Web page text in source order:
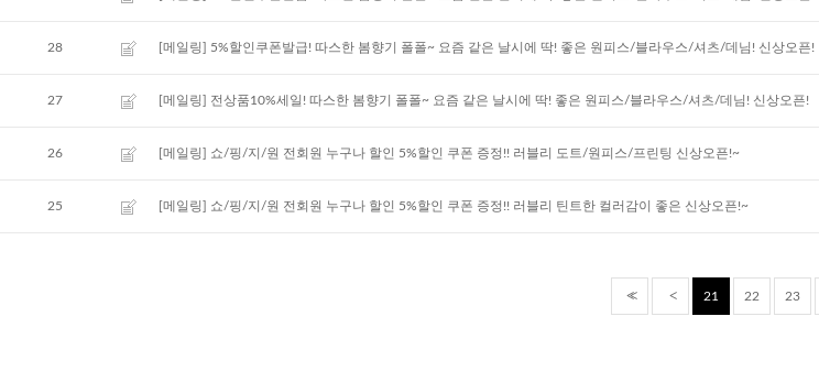
28 [메일링] 5%할인쿠폰발급! 따스한 봄향기 폴폴~ 요즘 같은 날시에 딱! 좋은 원피스/블라우스/셔츠/데님! 신상오픈!
27 [메일링] 전상품10%세일! 따스한 봄향기 폴폴~ 요즘 같은 날시에 딱! 좋은 원피스/블라우스/셔츠/데님! 신상오픈!
26 [메일링] 쇼/핑/지/원 전회원 누구나 할인 5%할인 쿠폰 증정!! 러블리 도트/원피스/프린팅 신상오픈!~
25 [메일링] 쇼/핑/지/원 전회원 누구나 할인 5%할인 쿠폰 증정!! 러블리 틴트한 컬러감이 좋은 신상오픈!~
<< < 21 22 23